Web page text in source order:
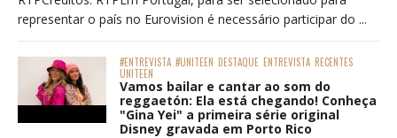
representar o país no Eurovision é necessário participar do ...
#ENTREVISTA #UNITEEN DESTAQUE ENTREVISTA RECENTES
UNITEEN
Vamos bailar e cantar ao som do
reggaetón: Ela está chegando! Conheça
"Gina Yei" a primeira série original
Disney gravada em Porto Rico